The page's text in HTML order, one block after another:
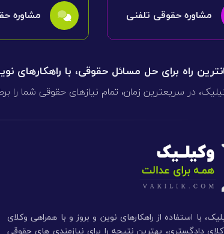
مشاوره حقوقی تلفنی مشاوره
راه برای حل مسائل حقوقی، با راهکارهای
در سریعترین زمان، تمام نیازهای حقوقی شما را
با استفاده از راهکارهای نوین و بروز و با همراهی وکلای
دادگستری، بهترین نتیجه را برای نیازمندی های حقوقی